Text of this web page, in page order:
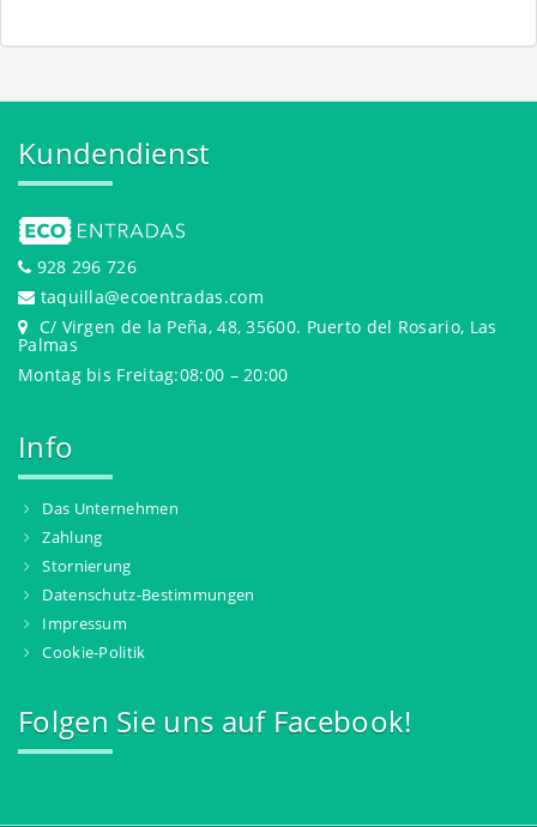
Kundendienst
928 296 726
taquilla@ecoentradas.com
C/ Virgen de la Peña, 48, 35600. Puerto del Rosario, Las
Palmas
Montag bis Freitag:08:00 – 20:00
Info
Das Unternehmen
Zahlung
Stornierung
Datenschutz-Bestimmungen
Impressum
Cookie-Politik
Folgen Sie uns auf Facebook!